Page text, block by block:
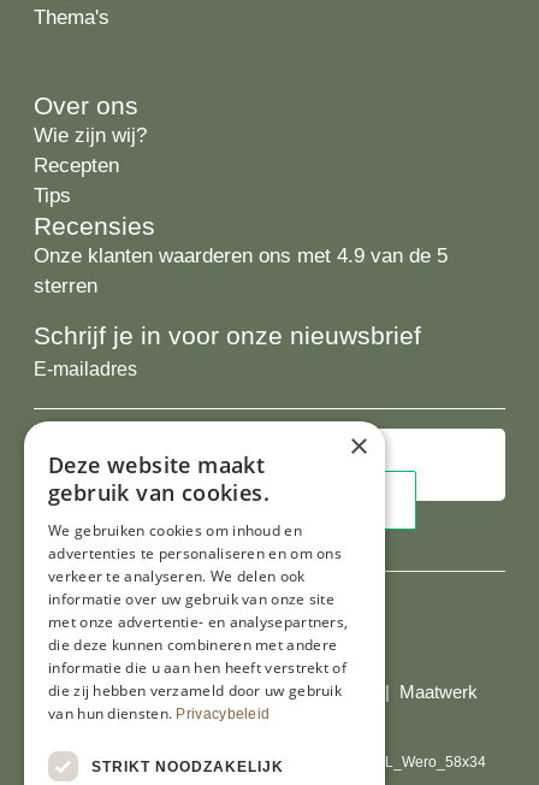
Thema's
Over ons
Wie zijn wij?
Recepten
Tips
Recensies
Onze klanten waarderen ons met 4.9 van de 5
sterren
Schrijf je in voor onze nieuwsbrief
E-
Al onze prijzen zijn incl. BTW
© Copyright 2026 Limburgs Bakwinkeltje | Maatwerk
website webmix
×
Deze website maakt
gebruik van cookies.
We gebruiken cookies om inhoud en
advertenties te personaliseren en om ons
verkeer te analyseren. We delen ook
informatie over uw gebruik van onze site
met onze advertentie- en analysepartners,
die deze kunnen combineren met andere
informatie die u aan hen heeft verstrekt of
die zij hebben verzameld door uw gebruik
van hun diensten. Privacybeleid
STRIKT NOODZAKELIJK